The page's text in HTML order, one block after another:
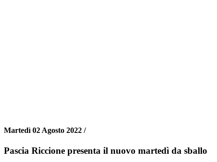
Martedì 02 Agosto 2022 /
Pascia Riccione presenta il nuovo martedì da sballo